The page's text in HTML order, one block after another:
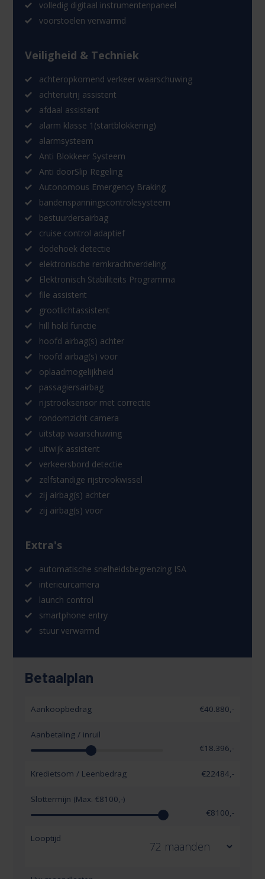
volledig digitaal instrumentenpaneel
voorstoelen verwarmd
Veiligheid & Techniek
achteropkomend verkeer waarschuwing
achteruitrij assistent
afdaal assistent
alarm klasse 1(startblokkering)
alarmsysteem
Anti Blokkeer Systeem
Anti doorSlip Regeling
Autonomous Emergency Braking
bandenspanningscontrolesysteem
bestuurdersairbag
cruise control adaptief
dodehoek detectie
elektronische remkrachtverdeling
Elektronisch Stabiliteits Programma
file assistent
grootlichtassistent
hill hold functie
hoofd airbag(s) achter
hoofd airbag(s) voor
oplaadmogelijkheid
passagiersairbag
rijstrooksensor met correctie
rondomzicht camera
uitstap waarschuwing
uitwijk assistent
verkeersbord detectie
zelfstandige rijstrookwissel
zij airbag(s) achter
zij airbag(s) voor
Extra's
automatische snelheidsbegrenzing ISA
interieurcamera
launch control
smartphone entry
stuur verwarmd
Betaalplan
Aankoopbedrag €40.880,-
Aanbetaling / inruil
€18.396 ,-
Kredietsom / Leenbedrag €22484 ,-
Slottermijn (Max. €8100 ,-)
€8100 ,-
Looptijd